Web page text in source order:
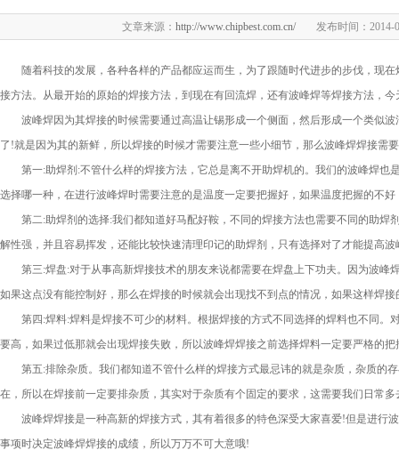
文章来源： http://www.chipbest.com.cn/ 发布时间：2014-
随着科技的发展，各种各样的产品都应运而生，为了跟随时代进步的步伐，现在
接方法。从最开始的原始的焊接方法，到现在有回流焊，还有波峰焊等焊接方法，
波峰焊因为其焊接的时候需要通过高温让锡形成一个侧面，然后形成一个类似波
了!就是因为其的新鲜，所以焊接的时候才需要注意一些小细节，那么波峰焊焊接需
第一:助焊剂:不管什么样的焊接方法，它总是离不开助焊机的。我们的波峰焊也
选择哪一种，在进行波峰焊时需要注意的是温度一定要把握好，如果温度把握的不
第二:助焊剂的选择:我们都知道好马配好鞍，不同的焊接方法也需要不同的助焊
解性强，并且容易挥发，还能比较快速清理印记的助焊剂，只有选择对了才能提高波
第三:焊盘:对于从事高新焊接技术的朋友来说都需要在焊盘上下功夫。因为波峰
如果这点没有能控制好，那么在焊接的时候就会出现找不到点的情况，如果这样焊
第四:焊料:焊料是焊接不可少的材料。根据焊接的方式不同选择的焊料也不同。
要高，如果过低那就会出现焊接失败，所以波峰焊焊接之前选择焊料一定要严格的
第五:排除杂质。我们都知道不管什么样的焊接方式最忌讳的就是杂质，杂质的
在，所以在焊接前一定要排杂质，其实对于杂质有个固定的要求，这需要我们日常
波峰焊焊接是一种高新的焊接方式，其有着很多的特色深受大家喜爱!但是进行
事项时决定波峰焊焊接的成绩，所以万万不可大意哦!